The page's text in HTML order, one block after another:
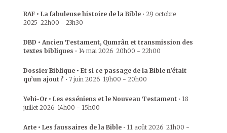
RAF • La fabuleuse histoire de la Bible • 29 octobre
2025 22h00 - 23h30
DBD • Ancien Testament, Qumrân et transmission des
textes bibliques • 14 mai 2026 20h00 - 22h00
Dossier Biblique • Et si ce passage de la Bible n’était
qu’un ajout ? • 7 juin 2026 19h00 - 20h00
Yehi-Or • Les esséniens et le Nouveau Testament • 18
juillet 2026 14h00 - 15h00
Arte • Les faussaires de la Bible • 11 août 2026 21h00 -